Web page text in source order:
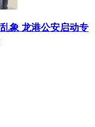
象 龙港公安启动专